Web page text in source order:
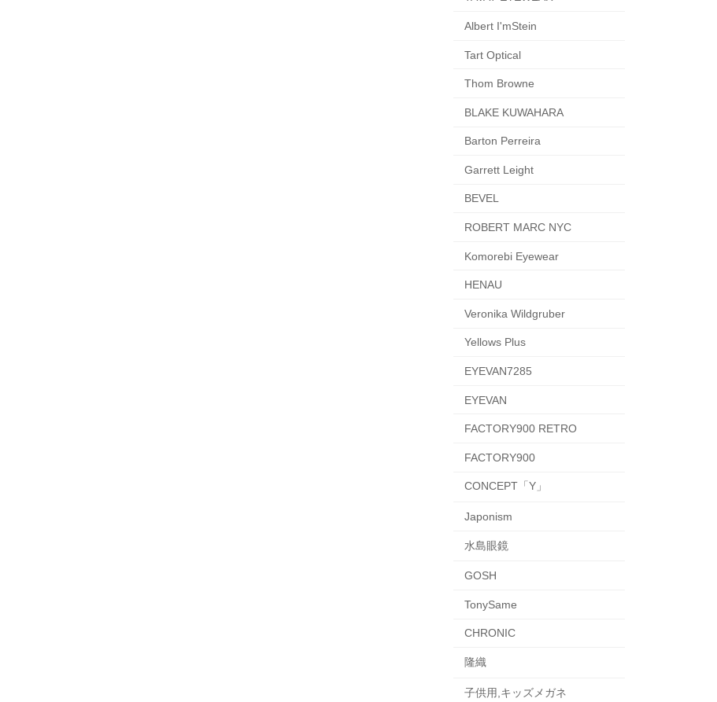
Albert I'mStein
Tart Optical
Thom Browne
BLAKE KUWAHARA
Barton Perreira
Garrett Leight
BEVEL
ROBERT MARC NYC
Komorebi Eyewear
HENAU
Veronika Wildgruber
Yellows Plus
EYEVAN7285
EYEVAN
FACTORY900 RETRO
FACTORY900
CONCEPT「Y」
Japonism
水島眼鏡
GOSH
TonySame
CHRONIC
隆織
子供用,キッズメガネ